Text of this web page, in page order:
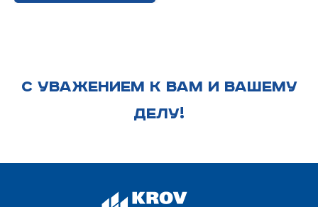
С УВАЖЕНИЕМ К ВАМ И ВАШЕМУ
ДЕЛУ!